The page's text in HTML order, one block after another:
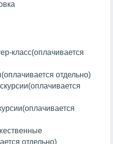
класс(оплачивается
(оплачивается отдельно)
(оплачивается
(оплачивается
отдельно)